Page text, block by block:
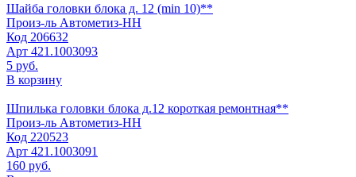
Шайба головки блока д. 12 (min 10)**
Произ-ль Автометиз-НН
Код 206632
Арт 421.1003093
5 руб.
В корзину
Шпилька головки блока д.12 короткая ремонтная**
Произ-ль Автометиз-НН
Код 220523
Арт 421.1003091
160 руб.